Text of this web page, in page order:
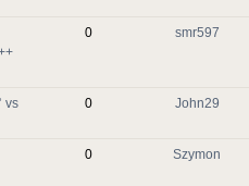
0 smr597
vs
0 John29
0 Szymon